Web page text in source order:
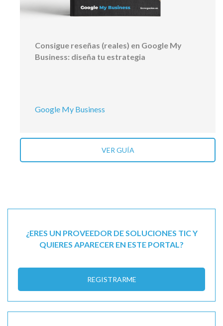
Consigue reseñas (reales) en Google My
Business: diseña tu estrategia
Google My Business
VER GUÍA
¿ERES UN PROVEEDOR DE SOLUCIONES TIC Y
QUIERES APARECER EN ESTE PORTAL?
REGISTRARME